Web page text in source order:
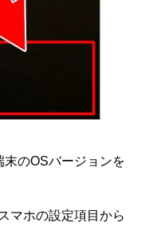
のOSバージョンを
マホの設定項目から